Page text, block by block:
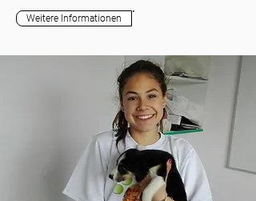
Weitere Informationen